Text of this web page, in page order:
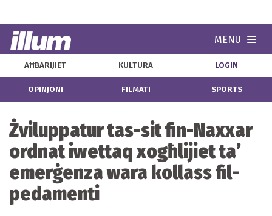
MENU
AĦBARIJIET KULTURA LOGIN
OPINJONI FILMATI SPORTS
Żviluppatur tas-sit fin-Naxxar
ordnat iwettaq xogħlijiet ta’
emerġenza wara kollass fil-
pedamenti